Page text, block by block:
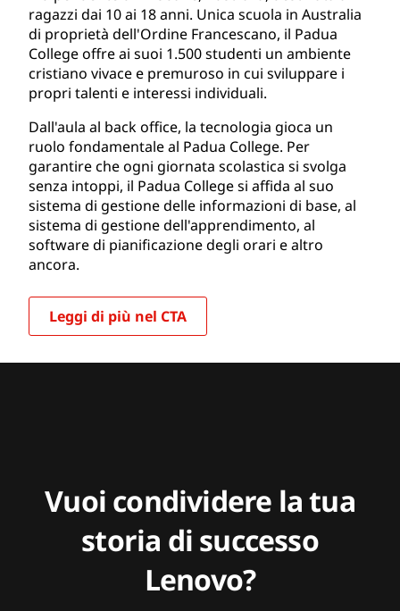
ragazzi dai 10 ai 18 anni. Unica scuola in Australia
di proprietà dell'Ordine Francescano, il Padua
College offre ai suoi 1.500 studenti un ambiente
cristiano vivace e premuroso in cui sviluppare i
propri talenti e interessi individuali.
Dall'aula al back office, la tecnologia gioca un
ruolo fondamentale al Padua College. Per
garantire che ogni giornata scolastica si svolga
senza intoppi, il Padua College si affida al suo
sistema di gestione delle informazioni di base, al
sistema di gestione dell'apprendimento, al
software di pianificazione degli orari e altro
ancora.
Leggi di più nel CTA
Vuoi condividere la tua
storia di successo
Lenovo?